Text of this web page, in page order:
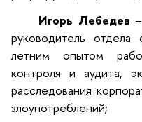
Игорь Лебедев
руководитель
летним опытом
контроля и аудита,
расследования
злоупотреблений;